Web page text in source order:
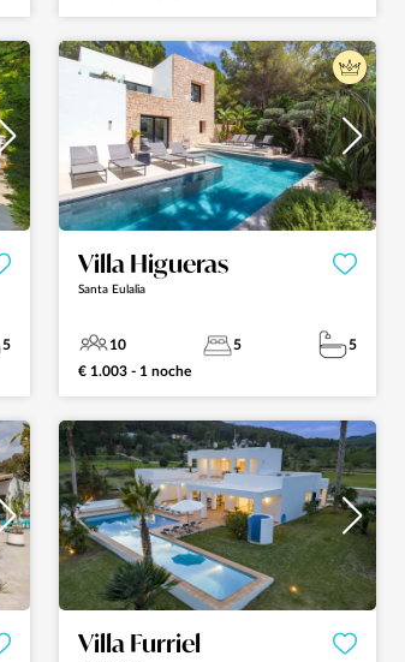
5
Villa Higueras
Santa Eulalia
10 5
5
€ 1.003 - 1 noche
Villa Furriel